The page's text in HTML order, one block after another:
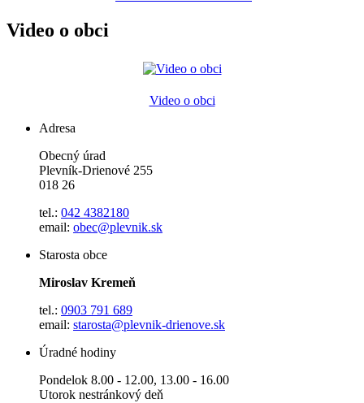
Video o obci
Video o obci
Adresa
Obecný úrad
Plevník-Drienové 255
018 26
tel.: 042 4382180
email: obec@plevnik.sk
Starosta obce
Miroslav Kremeň
tel.: 0903 791 689
email: starosta@plevnik-drienove.sk
Úradné hodiny
Pondelok 8.00 - 12.00, 13.00 - 16.00
Utorok nestránkový deň